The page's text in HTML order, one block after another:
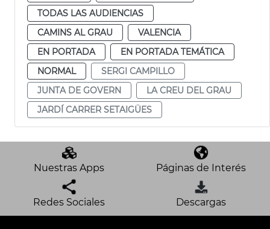
TODAS LAS AUDIENCIAS
CAMINS AL GRAU
VALENCIA
EN PORTADA
EN PORTADA TEMÁTICA
NORMAL
SERGI CAMPILLO
JUNTA DE GOVERN
LA CREU DEL GRAU
JARDÍ CARRER SETAIGÜES
Nuestras Apps Páginas de Interés
Redes Sociales Descargas